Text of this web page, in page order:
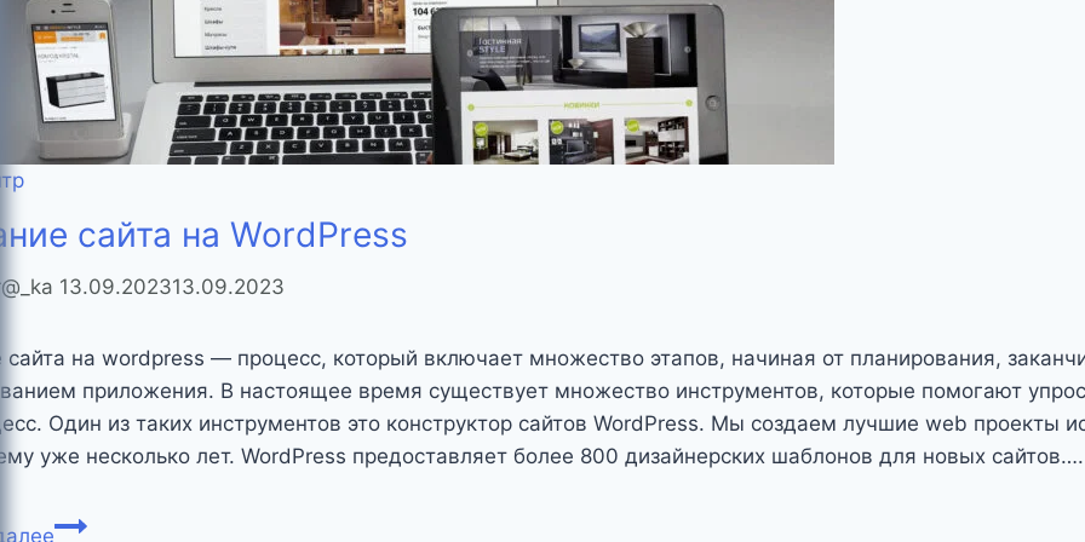
сайта на WordPress
13.09.202313.09.2023
сайта на wordpress — процесс, который включает множество этапов, начиная от планирования,
приложения. В настоящее время существует множество инструментов, которые помогают
Один из таких инструментов это конструктор сайтов WordPress. Мы создаем лучшие web проекты
уже несколько лет. WordPress предоставляет более 800 дизайнерских шаблонов для новых сайтов….
Создание